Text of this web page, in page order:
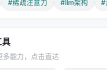
使用开源权重
PhD
#稀疏注意力 #llm架构 #
具
多能力，点击直达